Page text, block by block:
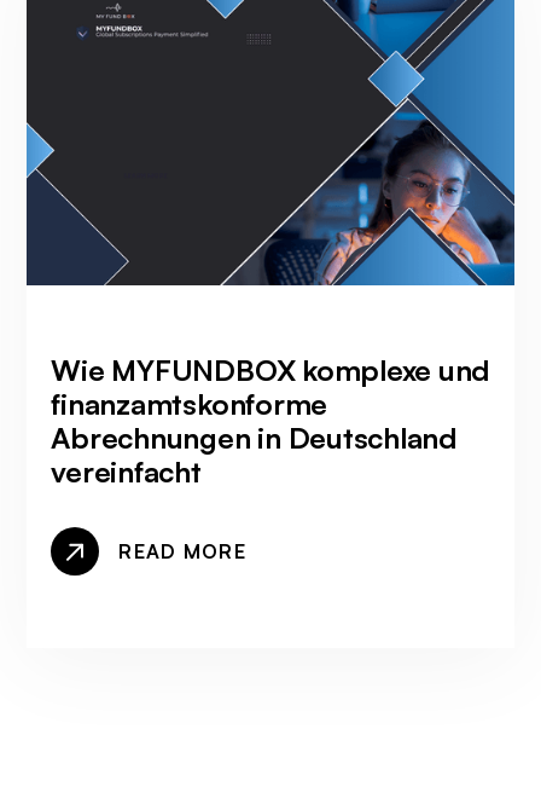
Wie MYFUNDBOX komplexe und
finanzamtskonforme
Abrechnungen in Deutschland
vereinfacht
READ MORE